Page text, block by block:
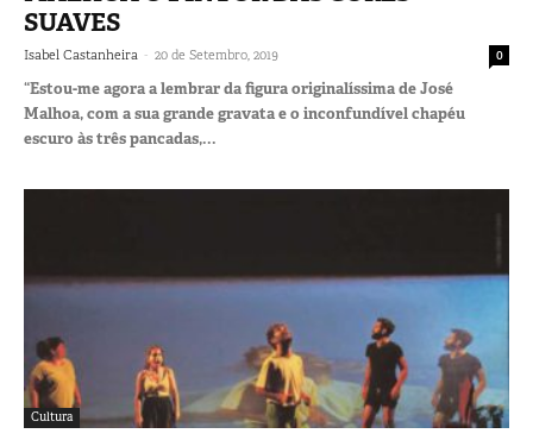
SUAVES
Isabel Castanheira - 20 de Setembro, 2019 0
“Estou-me agora a lembrar da figura originalíssima de José
Malhoa, com a sua grande gravata e o inconfundível chapéu
escuro às três pancadas,...
Cultura